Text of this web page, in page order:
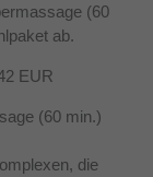
(60
ab.
EUR
(60 min.)
die